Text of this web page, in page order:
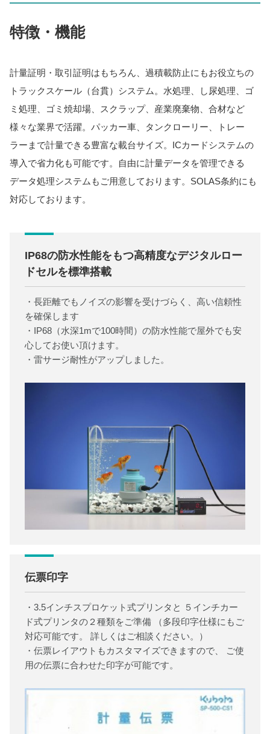
特徴・機能
計量証明・取引証明はもちろん、過積載防止にもお役立ちの
トラックスケール（台貫）システム。水処理、し尿処理、ゴ
ミ処理、ゴミ焼却場、スクラップ、産業廃棄物、合材など
様々な業界で活躍。パッカー車、タンクローリー、トレー
ラーまで計量できる豊富な載台サイズ。ICカードシステムの
導入で省力化も可能です。自由に計量データを管理できる
データ処理システムもご用意しております。SOLAS条約にも
対応しております。
IP68の防水性能をもつ高精度なデジタルロー
ドセルを標準搭載
・長距離でもノイズの影響を受けづらく、高い信頼性
を確保します
・IP68（水深1mで100時間）の防水性能で屋外でも安
心してお使い頂けます。
・雷サージ耐性がアップしました。
伝票印字
・3.5インチスプロケット式プリンタと ５インチカー
ド式プリンタの２種類をご準備 （多段印字仕様にもご
対応可能です。 詳しくはご相談ください。）
・伝票レイアウトもカスタマイズできますので、 ご使
用の伝票に合わせた印字が可能です。